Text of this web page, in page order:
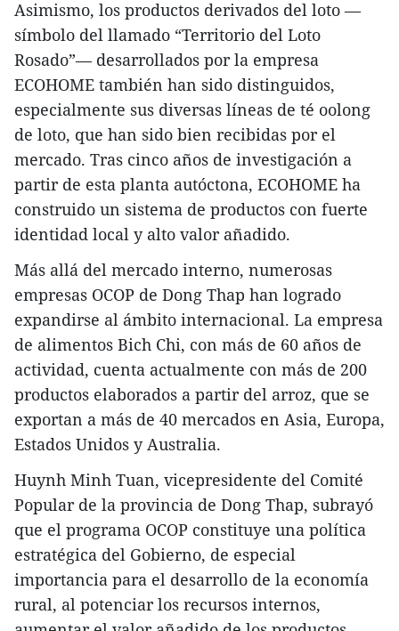
Asimismo, los productos derivados del loto —
símbolo del llamado “Territorio del Loto
Rosado”— desarrollados por la empresa
ECOHOME también han sido distinguidos,
especialmente sus diversas líneas de té oolong
de loto, que han sido bien recibidas por el
mercado. Tras cinco años de investigación a
partir de esta planta autóctona, ECOHOME ha
construido un sistema de productos con fuerte
identidad local y alto valor añadido.
Más allá del mercado interno, numerosas
empresas OCOP de Dong Thap han logrado
expandirse al ámbito internacional. La empresa
de alimentos Bich Chi, con más de 60 años de
actividad, cuenta actualmente con más de 200
productos elaborados a partir del arroz, que se
exportan a más de 40 mercados en Asia, Europa,
Estados Unidos y Australia.
Huynh Minh Tuan, vicepresidente del Comité
Popular de la provincia de Dong Thap, subrayó
que el programa OCOP constituye una política
estratégica del Gobierno, de especial
importancia para el desarrollo de la economía
rural, al potenciar los recursos internos,